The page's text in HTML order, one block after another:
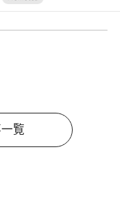
覧